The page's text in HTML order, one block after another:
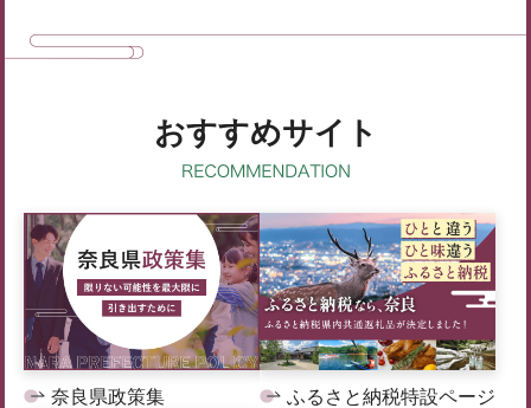
おすすめサイト
奈良県政策集 ふるさと納税特設ページ